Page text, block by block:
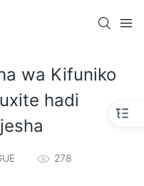
wa Kifuniko
hadi
278